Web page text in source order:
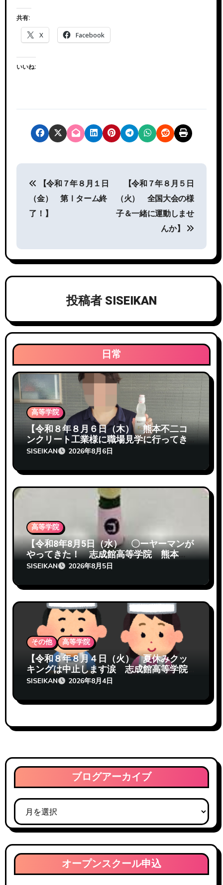
共有:
X
Facebook
いいね:
投
稿
ナ
ゲ
ー
ョ
ン
【令和７年８月１日
（金） 第Ⅰターム終
了！】
【令和７年８月５日
（火） 全国大会の様
子＆一緒に運動しませ
んか】
投稿者 SISEIKAN
日常
高等学院
【令和８年８月６日（木） 熊本不二コ
ンクリート工業様に職場見学に行ってき
たぞ 志成館高等学院熊本校】
SISEIKAN 2026年8月6日
高等学院
【令和8年8月5日（水） 〇ーヤーマンが
やってきた！ 志成館高等学院 熊本
校】
SISEIKAN 2026年8月5日
その他 高等学院
【令和８年８月４日（火） 夏休みクッ
キングは中止します涙 志成館高等学院
熊本校】
SISEIKAN 2026年8月4日
ブログアーカイブ
ブ
ロ
グ
ア
ー
カ
オープンスクール申込